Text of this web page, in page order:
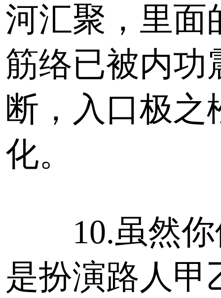
河汇聚，里面
筋络已被内功
断，入口极之
化。
10.虽然你
是扮演路人甲